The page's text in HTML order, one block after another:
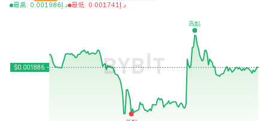
最高: د.إ0.001986 最低: د.إ 0.001741